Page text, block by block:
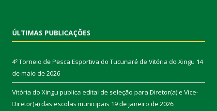
ÚLTIMAS PUBLICAÇÕES
4º Torneio de Pesca Esportiva do Tucunaré de Vitória do Xingu 14
de maio de 2026
Vitória do Xingu publica edital de seleção para Diretor(a) e Vice-
Diretor(a) das escolas municipais 19 de janeiro de 2026